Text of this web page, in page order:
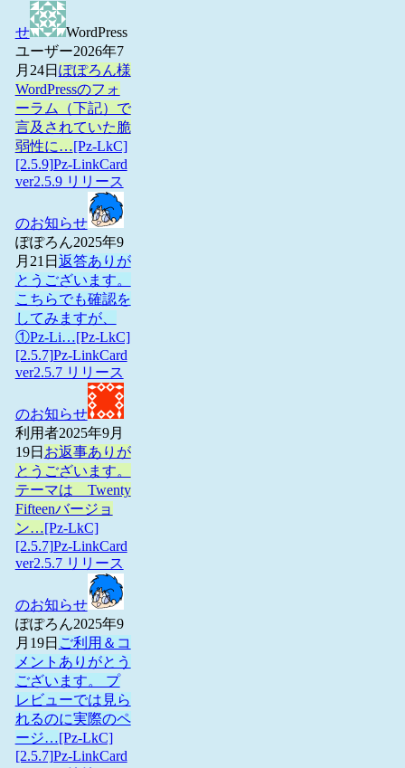
せ
WordPress
ユーザー2026年7
月24日 ぽぽろん様
WordPressのフォ
ーラム（下記）で
言及されていた脆
弱性に…[Pz-LkC]
[2.5.9]Pz-LinkCard
ver2.5.9 リリース
のお知らせ
ぽぽろん2025年9
月21日 返答ありが
とうございます。
こちらでも確認を
してみますが、
①Pz-Li…[Pz-LkC]
[2.5.7]Pz-LinkCard
ver2.5.7 リリース
のお知らせ
利用者2025年9月
19日 お返事ありが
とうございます。
テーマは Twenty
Fifteenバージョ
ン…[Pz-LkC]
[2.5.7]Pz-LinkCard
ver2.5.7 リリース
のお知らせ
ぽぽろん2025年9
月19日 ご利用＆コ
メントありがとう
ございます。 プ
レビューでは見ら
れるのに実際のペ
ージ…[Pz-LkC]
[2.5.7]Pz-LinkCard